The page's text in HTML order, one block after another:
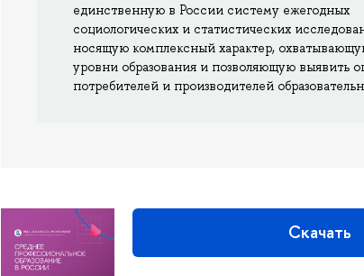
единственную в России систему ежегодных
социологических и статистических
носящую комплексный характер,
уровни образования и позволяющую выявить
потребителей и производителей
Скачать